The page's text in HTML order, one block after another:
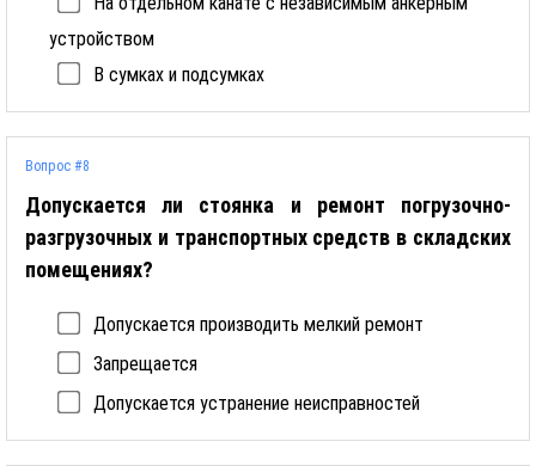
устройством
В сумках и подсумках
Вопрос #8
Допускается ли стоянка и ремонт погрузочно-
разгрузочных и транспортных средств в складских
помещениях?
Допускается производить мелкий ремонт
Запрещается
Допускается устранение неисправностей